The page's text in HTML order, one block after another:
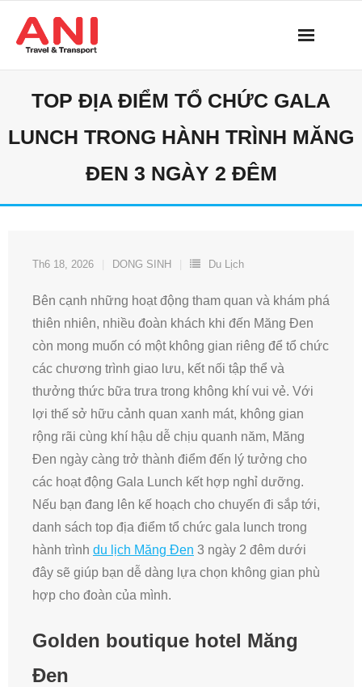
content
TOP ĐỊA ĐIỂM TỔ CHỨC GALA
LUNCH TRONG HÀNH TRÌNH MĂNG
ĐEN 3 NGÀY 2 ĐÊM
Th6 18, 2026 DONG SINH Du Lịch
Bên cạnh những hoạt động tham quan và khám phá
thiên nhiên, nhiều đoàn khách khi đến Măng Đen
còn mong muốn có một không gian riêng để tổ chức
các chương trình giao lưu, kết nối tập thể và
thưởng thức bữa trưa trong không khí vui vẻ. Với
lợi thế sở hữu cảnh quan xanh mát, không gian
rộng rãi cùng khí hậu dễ chịu quanh năm, Măng
Đen ngày càng trở thành điểm đến lý tưởng cho
các hoạt động Gala Lunch kết hợp nghỉ dưỡng.
Nếu bạn đang lên kế hoạch cho chuyến đi sắp tới,
danh sách top địa điểm tổ chức gala lunch trong
hành trình du lịch Măng Đen 3 ngày 2 đêm dưới
đây sẽ giúp bạn dễ dàng lựa chọn không gian phù
hợp cho đoàn của mình.
Golden boutique hotel Măng
Đen